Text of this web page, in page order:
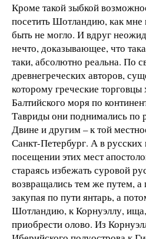
Кроме такой зыбкой
посетить Шотландию, как мне
быть не могло. И вдруг
нечто, доказывающее, что
таки, абсолютно реальна. По
древнегреческих авторов,
которому греческие
Балтийского моря по
Тавриды они поднимались по
Двине и другим – к той
Санкт-Петербург. А в русских
посещении этих мест
стараясь избежать суровой
возвращались тем же путем, а
закупая по пути янтарь, а
Шотландию, к Корнуэллу,
приобрести олово. Из